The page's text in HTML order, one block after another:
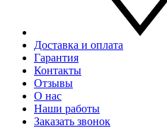
Доставка и оплата
Гарантия
Контакты
Отзывы
О нас
Наши работы
Заказать звонок